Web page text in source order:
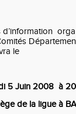
le
5 Juin 2008 à
de la ligue à